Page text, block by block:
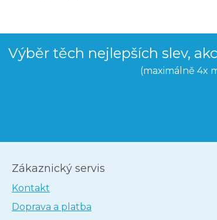
Výběr těch nejlepších slev,
(maximálně 4x
Zákaznický servis
Kontakt
Doprava a platba